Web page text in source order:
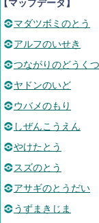
マップデータ】
マダツボミのとう
アルフのいせき
つながりのどうくつ
ヤドンのいど
ウバメのもり
しぜんこうえん
やけたとう
スズのとう
アサギのとうだい
うずまきじま